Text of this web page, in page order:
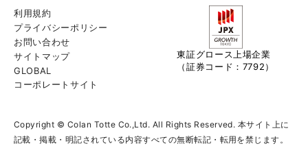
利用規約
プライバシーポリシー
お問い合わせ
サイトマップ
GLOBAL
コーポレートサイト
東証グロース上場企業
（証券コード：7792）
Copyright © Colan Totte Co.,Ltd. All Rights Reserved. 本サイト上に
記載・掲載・明記されている内容すべての無断転記・転用を禁じます。